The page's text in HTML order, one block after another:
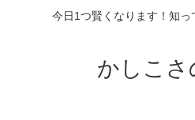
今日1つ賢くなります！知
かしこさ